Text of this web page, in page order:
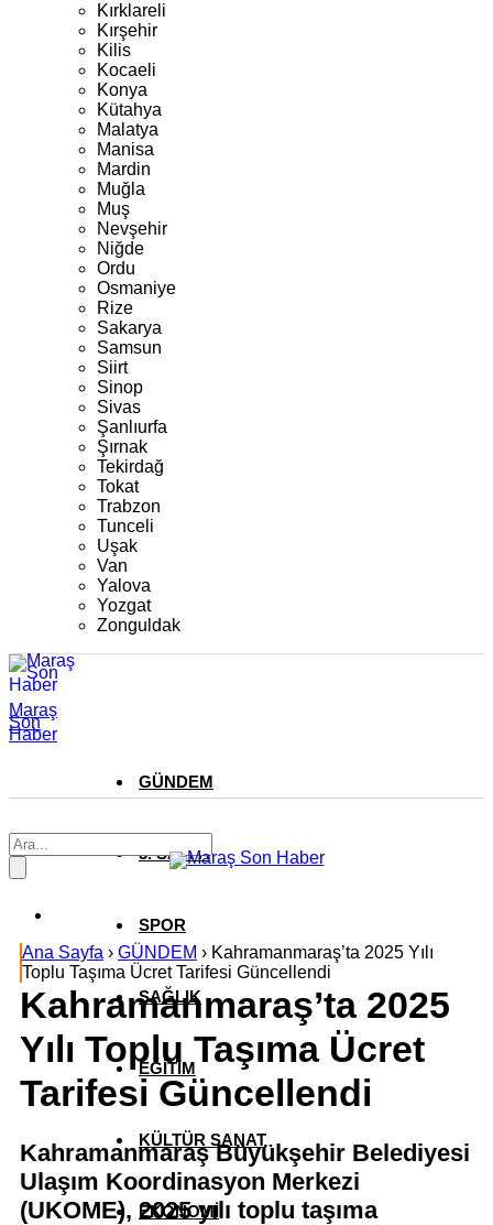
Kırklareli
Kırşehir
Kilis
Kocaeli
Konya
Kütahya
Malatya
Manisa
Mardin
Muğla
Muş
Nevşehir
Niğde
Ordu
Osmaniye
Rize
Sakarya
Samsun
Siirt
Sinop
Sivas
Şanlıurfa
Şırnak
Tekirdağ
Tokat
Trabzon
Tunceli
Uşak
Van
Yalova
Yozgat
Zonguldak
Maraş
Son
Haber
GÜNDEM
3. SAYFA
SPOR
SAĞLIK
EĞİTİM
KÜLTÜR SANAT
EKONOMİ
Ana Sayfa › GÜNDEM › Kahramanmaraş’ta 2025 Yılı
Toplu Taşıma Ücret Tarifesi Güncellendi
Kahramanmaraş’ta 2025
Yılı Toplu Taşıma Ücret
Tarifesi Güncellendi
Kahramanmaraş Büyükşehir Belediyesi
Ulaşım Koordinasyon Merkezi
(UKOME), 2025 yılı toplu taşıma